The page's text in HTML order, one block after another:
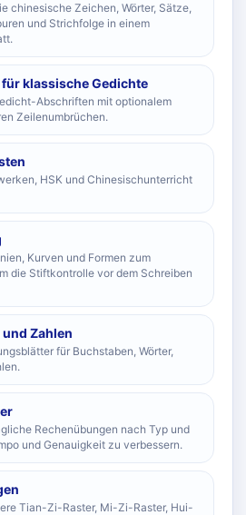
chinesische Zeichen, Wörter, Sätze,
und Strichfolge in einem
klassische Gedichte
Abschriften mit optionalem
Zeilenumbrüchen.
HSK und Chinesischunterricht
Kurven und Formen zum
die Stiftkontrolle vor dem Schreiben
Zahlen
für Buchstaben, Wörter,
Rechenübungen nach Typ und
und Genauigkeit zu verbessern.
Tian-Zi-Raster, Mi-Zi-Raster, Hui-